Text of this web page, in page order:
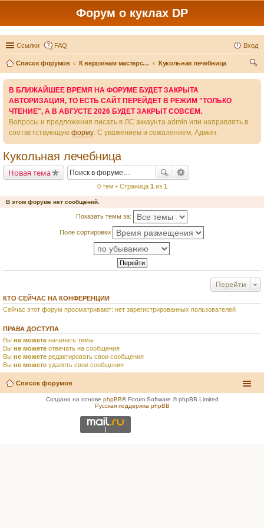
Форум о куклах DP
Ссылки FAQ Вход
Список форумов К вершинам мастерства - вместе
Кукольная лечебница
В БЛИЖАЙШЕЕ ВРЕМЯ НА ФОРУМЕ БУДЕТ ЗАКРЫТА
АВТОРИЗАЦИЯ, ТО ЕСТЬ САЙТ ПЕРЕЙДЕТ В РЕЖИМ "ТОЛЬКО
ЧТЕНИЕ", А В АВГУСТЕ 2026 БУДЕТ ЗАКРЫТ СОВСЕМ.
Вопросы и предложения писать в ЛС аккаунта admin или направлять в
соответствующую форму. С уважением и сожалением, Админ.
Кукольная лечебница
Новая тема
0 тем • Страница 1 из 1
В этом форуме нет сообщений.
Показать темы за:
Поле сортировки
Перейти
КТО СЕЙЧАС НА КОНФЕРЕНЦИИ
Сейчас этот форум просматривают: нет зарегистрированных пользователей
ПРАВА ДОСТУПА
Вы не можете начинать темы
Вы не можете отвечать на сообщения
Вы не можете редактировать свои сообщения
Вы не можете удалять свои сообщения
Список форумов
Создано на основе phpBB® Forum Software © phpBB Limited
Русская поддержка phpBB